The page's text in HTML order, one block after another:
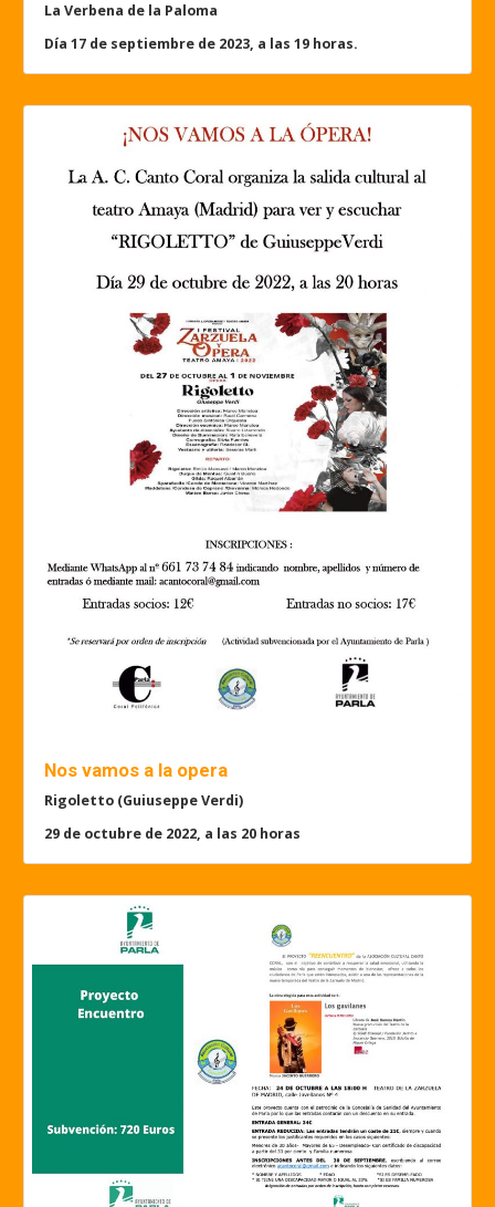
La Verbena de la Paloma
Día 17 de septiembre de 2023, a las 19 horas.
Nos vamos a la opera
Rigoletto (Guiuseppe Verdi)
29 de octubre de 2022, a las 20 horas